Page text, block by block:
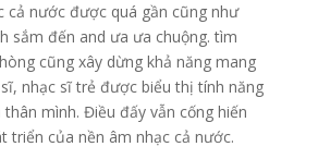
cả nước được quá gần cũng như
sắm đến and ưa ưa chuộng. tìm
cũng xây dừng khả năng mang
nhạc sĩ trẻ được biểu thị tính năng
mình. Điều đấy vẫn cống hiến
triển của nền âm nhạc cả nước.